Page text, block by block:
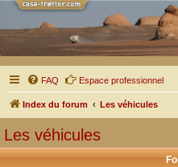
FAQ Espace professionnel
Index du forum Les véhicules
Les véhicules